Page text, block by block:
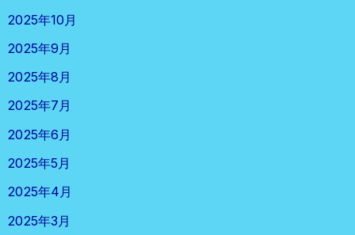
2025年10月
2025年9月
2025年8月
2025年7月
2025年6月
2025年5月
2025年4月
2025年3月